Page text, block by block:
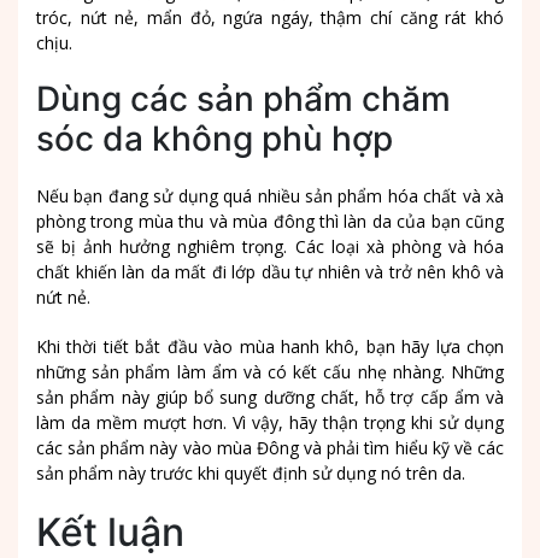
tróc, nứt nẻ, mẩn đỏ, ngứa ngáy, thậm chí căng rát khó
chịu.
Dùng các sản phẩm chăm
sóc da không phù hợp
Nếu bạn đang sử dụng quá nhiều sản phẩm hóa chất và xà
phòng trong mùa thu và mùa đông thì làn da của bạn cũng
sẽ bị ảnh hưởng nghiêm trọng. Các loại xà phòng và hóa
chất khiến làn da mất đi lớp dầu tự nhiên và trở nên khô và
nứt nẻ.
Khi thời tiết bắt đầu vào mùa hanh khô, bạn hãy lựa chọn
những sản phẩm làm ẩm và có kết cấu nhẹ nhàng. Những
sản phẩm này giúp bổ sung dưỡng chất, hỗ trợ cấp ẩm và
làm da mềm mượt hơn. Vì vậy, hãy thận trọng khi sử dụng
các sản phẩm này vào mùa Đông và phải tìm hiểu kỹ về các
sản phẩm này trước khi quyết định sử dụng nó trên da.
Kết luận